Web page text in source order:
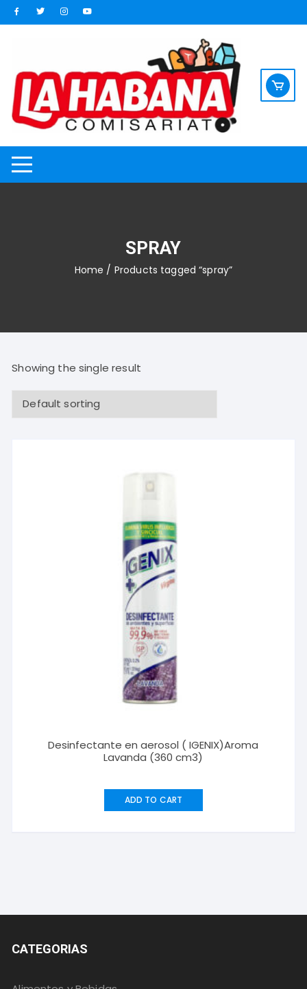
Saltar
al
SPRAY
Home / Products tagged “spray”
Showing the single result
Desinfectante en aerosol ( IGENIX)Aroma
Lavanda (360 cm3)
ADD TO CART
CATEGORIAS